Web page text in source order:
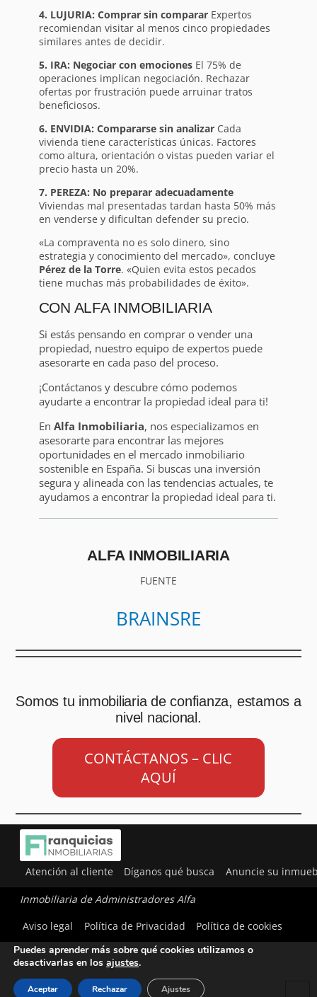
4. LUJURIA: Comprar sin compararExpertos
recomiendan visitar al menos cinco propiedades
similares antes de decidir.
5. IRA: Negociar con emocionesEl 75% de
operaciones implican negociación. Rechazar
ofertas por frustración puede arruinar tratos
beneficiosos.
6. ENVIDIA: Compararse sin analizarCada
vivienda tiene características únicas. Factores
como altura, orientación o vistas pueden variar el
precio hasta un 20%.
7. PEREZA: No preparar adecuadamente
Viviendas mal presentadas tardan hasta 50% más
en venderse y dificultan defender su precio.
«La compraventa no es solo dinero, sino
estrategia y conocimiento del mercado», concluye
Pérez de la Torre. «Quien evita estos pecados
tiene muchas más probabilidades de éxito».
CON ALFA INMOBILIARIA
Si estás pensando en comprar o vender una
propiedad, nuestro equipo de expertos puede
asesorarte en cada paso del proceso.
¡Contáctanos y descubre cómo podemos
ayudarte a encontrar la propiedad ideal para ti!
En Alfa Inmobiliaria, nos especializamos en
asesorarte para encontrar las mejores
oportunidades en el mercado inmobiliario
sostenible en España. Si buscas una inversión
segura y alineada con las tendencias actuales, te
ayudamos a encontrar la propiedad ideal para ti.
ALFA INMOBILIARIA
FUENTE
BRAINSRE
Somos tu inmobiliaria de confianza, estamos a
nivel nacional.
CONTÁCTANOS – CLIC
AQUÍ
Atención al cliente Díganos qué busca Anuncie su
Inmobiliaria de Administradores Alfa
Aviso legal
Política de Privacidad Política de cookies
Utilizamos cookies para ofrecerte la mejor experiencia en
Puedes aprender más sobre qué cookies utilizamos o
desactivarlas en los ajustes.
Aceptar Rechazar Ajustes